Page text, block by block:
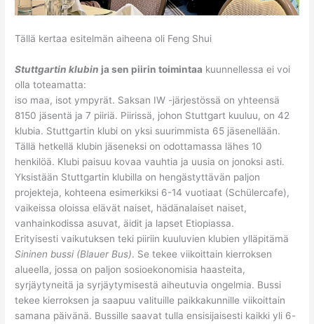
Tällä kertaa esitelmän aiheena oli Feng Shui
Stuttgartin klubin ja sen piirin toimintaa kuunnellessa ei voi
olla toteamatta:
iso maa, isot ympyrät. Saksan IW -järjestössä on yhteensä
8150 jäsentä ja 7 piiriä. Piirissä, johon Stuttgart kuuluu, on 42
klubia. Stuttgartin klubi on yksi suurimmista 65 jäsenellään.
Tällä hetkellä klubin jäseneksi on odottamassa lähes 10
henkilöä. Klubi paisuu kovaa vauhtia ja uusia on jonoksi asti.
Yksistään Stuttgartin klubilla on hengästyttävän paljon
projekteja, kohteena esimerkiksi 6-14 vuotiaat (Schülercafe),
vaikeissa oloissa elävät naiset, hädänalaiset naiset,
vanhainkodissa asuvat, äidit ja lapset Etiopiassa.
Erityisesti vaikutuksen teki piiriin kuuluvien klubien ylläpitämä
Sininen bussi (Blauer Bus). Se tekee viikoittain kierroksen
alueella, jossa on paljon sosioekonomisia haasteita,
syrjäytyneitä ja syrjäytymisestä aiheutuvia ongelmia. Bussi
tekee kierroksen ja saapuu valituille paikkakunnille viikoittain
samana päivänä. Bussille saavat tulla ensisijaisesti kaikki yli 6-